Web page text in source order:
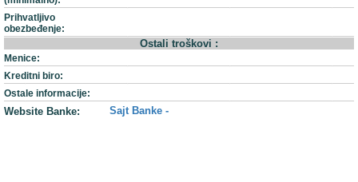
Prihvatljivo
obezbeđenje:
Ostali troškovi :
Menice:
Kreditni biro:
Ostale informacije:
Website Banke: Sajt Banke -